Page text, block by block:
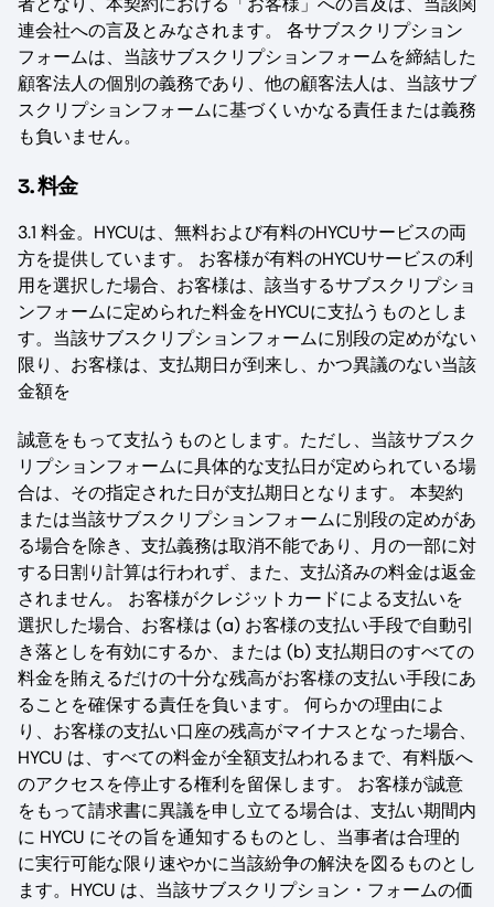
連会社への言及とみなされます。 各サブスクリプション
フォームは、当該サブスクリプションフォームを締結した
顧客法人の個別の義務であり、他の顧客法人は、当該サブ
スクリプションフォームに基づくいかなる責任または義務
も負いません。
3. 料金
3.1 料金。HYCUは、無料および有料のHYCUサービスの両
方を提供しています。 お客様が有料のHYCUサービスの利
用を選択した場合、お客様は、該当するサブスクリプショ
ンフォームに定められた料金をHYCUに支払うものとしま
す。当該サブスクリプションフォームに別段の定めがない
限り、お客様は、支払期日が到来し、かつ異議のない当該
金額を
誠意をもって支払うものとします。ただし、当該サブスク
リプションフォームに具体的な支払日が定められている場
合は、その指定された日が支払期日となります。 本契約
または当該サブスクリプションフォームに別段の定めがあ
る場合を除き、支払義務は取消不能であり、月の一部に対
する日割り計算は行われず、また、支払済みの料金は返金
されません。 お客様がクレジットカードによる支払いを
選択した場合、お客様は (a) お客様の支払い手段で自動引
き落としを有効にするか、または (b) 支払期日のすべての
料金を賄えるだけの十分な残高がお客様の支払い手段にあ
ることを確保する責任を負います。 何らかの理由によ
り、お客様の支払い口座の残高がマイナスとなった場合、
HYCU は、すべての料金が全額支払われるまで、有料版へ
のアクセスを停止する権利を留保します。 お客様が誠意
をもって請求書に異議を申し立てる場合は、支払い期間内
に HYCU にその旨を通知するものとし、当事者は合理的
に実行可能な限り速やかに当該紛争の解決を図るものとし
ます。HYCU は、当該サブスクリプション・フォームの価